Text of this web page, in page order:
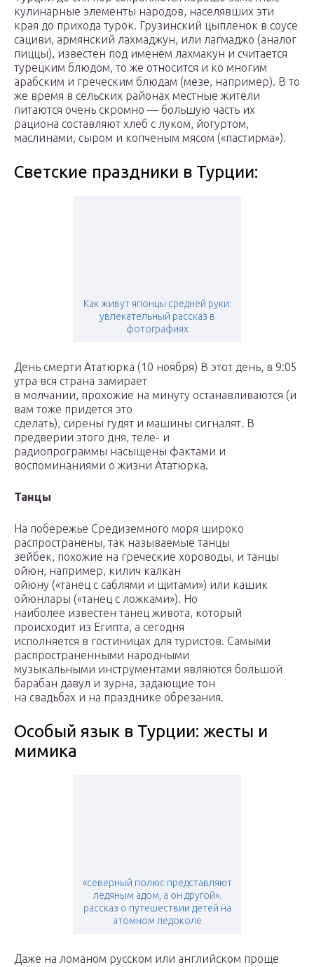
кулинарные элементы народов, населявших эти
края до прихода турок. Грузинский цыпленок в соусе
сациви, армянский лахмаджун, или лагмаджо (аналог
пиццы), известен под именем лахмакун и считается
турецким блюдом, то же относится и ко многим
арабским и греческим блюдам (мезе, например). В то
же время в сельских районах местные жители
питаются очень скромно — большую часть их
рациона составляют хлеб с луком, йогуртом,
маслинами, сыром и копченым мясом («пастирма»).
Светские праздники в Турции:
Как живут японцы средней руки:
увлекательный рассказ в
фотографиях
День смерти Ататюрка (10 ноября) В этот день, в 9:05
утра вся страна замирает
в молчании, прохожие на минуту останавливаются (и
вам тоже придется это
сделать), сирены гудят и машины сигналят. В
предверии этого дня, теле- и
радиопрограммы насыщены фактами и
воспоминаниями о жизни Ататюрка.
Танцы
На побережье Средиземного моря широко
распространены, так называемые танцы
зейбек, похожие на греческие хороводы, и танцы
ойюн, например, килич калкан
ойюну («танец с саблями и щитами») или кашик
ойюнлары («танец с ложками»). Но
наиболее известен танец живота, который
происходит из Египта, а сегодня
исполняется в гостиницах для туристов. Самыми
распространенными народными
музыкальными инструментами являются большой
барабан давул и зурна, задающие тон
на свадьбах и на празднике обрезания.
Особый язык в Турции: жесты и
мимика
«северный полюс представляют
ледяным адом, а он другой».
рассказ о путешествии детей на
атомном ледоколе
Даже на ломаном русском или английском проще